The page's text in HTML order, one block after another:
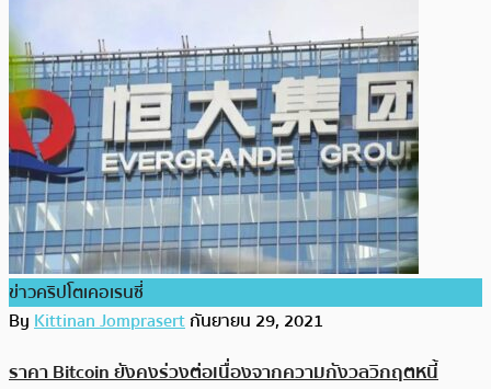
ข่าวคริปโตเคอเรนซี่
ByKittinan Jomprasertกันยายน 29, 2021
ราคา Bitcoin ยังคงร่วงต่อเนื่องจากความกังวลวิกฤตหนี้